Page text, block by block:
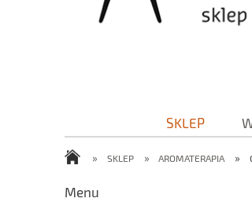
SKLEP
» SKLEP » AROMATERAPIA »
Menu